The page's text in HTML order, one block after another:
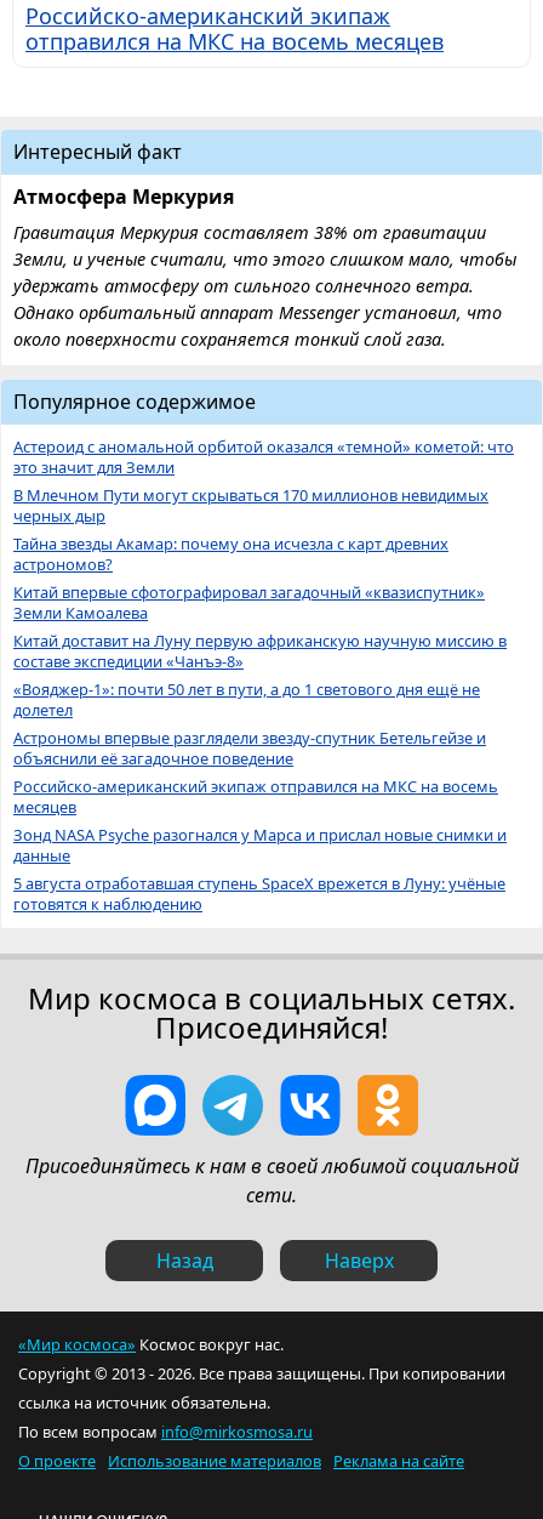
Российско-американский экипаж
отправился на МКС на восемь месяцев
Интересный факт
Атмосфера Меркурия
Гравитация Меркурия составляет 38% от гравитации
Земли, и ученые считали, что этого слишком мало, чтобы
удержать атмосферу от сильного солнечного ветра.
Однако орбитальный аппарат Messenger установил, что
около поверхности сохраняется тонкий слой газа.
Популярное содержимое
Астероид с аномальной орбитой оказался «темной» кометой: что
это значит для Земли
В Млечном Пути могут скрываться 170 миллионов невидимых
черных дыр
Тайна звезды Акамар: почему она исчезла с карт древних
астрономов?
Китай впервые сфотографировал загадочный «квазиспутник»
Земли Камоалева
Китай доставит на Луну первую африканскую научную миссию в
составе экспедиции «Чанъэ-8»
«Вояджер-1»: почти 50 лет в пути, а до 1 светового дня ещё не
долетел
Астрономы впервые разглядели звезду-спутник Бетельгейзе и
объяснили её загадочное поведение
Российско-американский экипаж отправился на МКС на восемь
месяцев
Зонд NASA Psyche разогнался у Марса и прислал новые снимки и
данные
5 августа отработавшая ступень SpaceX врежется в Луну: учёные
готовятся к наблюдению
Мир космоса в социальных сетях.
Присоединяйся!
Присоединяйтесь к нам в своей любимой социальной
сети.
Назад Наверх
«Мир космоса» Космос вокруг нас.
Copyright © 2013 - 2026. Все права защищены. При копировании
ссылка на источник обязательна.
По всем вопросам info@mirkosmosa.ru
О проекте
Использование материалов Реклама на сайте